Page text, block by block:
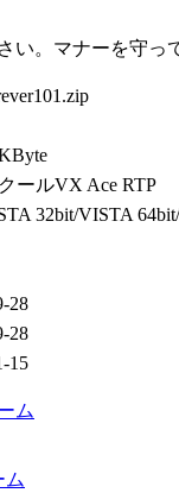
。マナーを守っ
ールVX Ace RTP
32bit/VISTA
28
28
15
ム
ム